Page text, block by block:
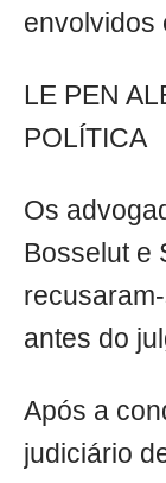
envolvidos
LE PEN
POLÍTICA
Os
Bosselut e
antes do
Após a
judiciário